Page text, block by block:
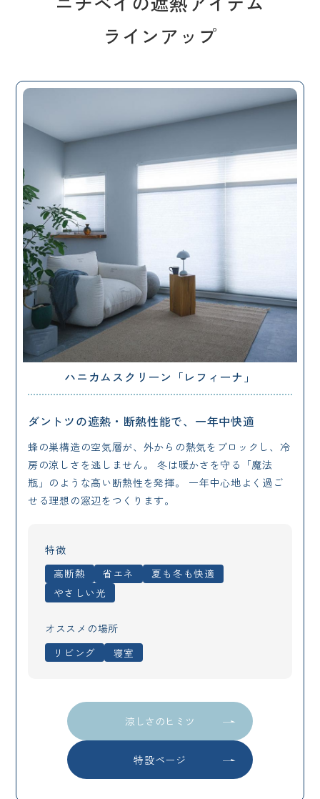
ラインアップ
ハニカムスクリーン「レフィーナ」
ダントツの遮熱・断熱性能で、一年中快適
蜂の巣構造の空気層が、外からの熱気をブロックし、冷
房の涼しさを逃しません。 冬は暖かさを守る「魔法
瓶」のような高い断熱性を発揮。 一年中心地よく過ご
せる理想の窓辺をつくります。
特徴
高断熱
省エネ
夏も冬も快適
やさしい光
オススメの場所
リビング
寝室
涼しさのヒミツ
特設ページ